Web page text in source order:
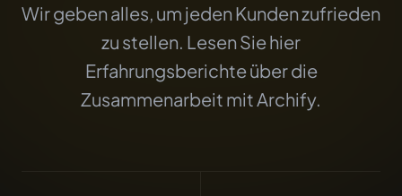
Wir geben alles, um jeden Kunden zufrieden
zu stellen. Lesen Sie hier
Erfahrungsberichte über die
Zusammenarbeit mit Archify.